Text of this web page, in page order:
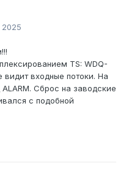
2025
TS: WDQ-
видит входные потоки. На
Сброс на заводские
с подобной